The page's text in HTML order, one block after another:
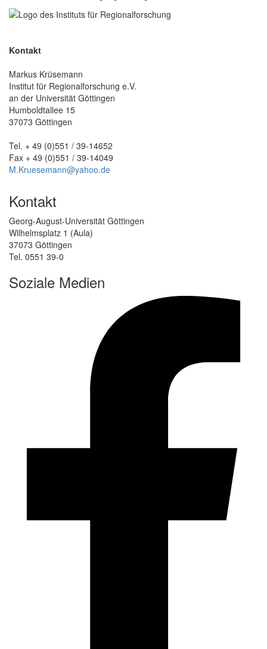
Kontakt
Markus Krüsemann
Institut für Regionalforschung e.V.
an der Universität Göttingen
Humboldtallee 15
37073 Göttingen
Tel. + 49 (0)551 / 39-14652
Fax + 49 (0)551 / 39-14049
M.Kruesemann@yahoo.de
Kontakt
Georg-August-Universität Göttingen
Wilhelmsplatz 1 (Aula)
37073 Göttingen
Tel. 0551 39-0
Soziale Medien